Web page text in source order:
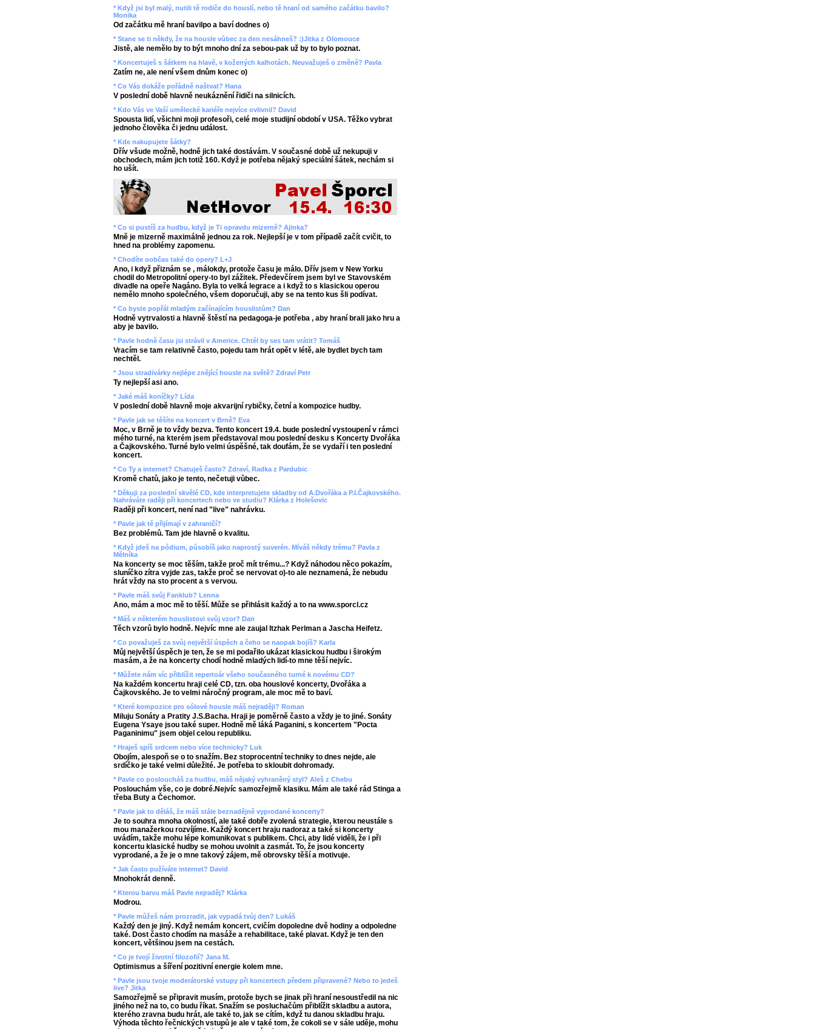
* Když jsi byl malý, nutili tě rodiče do houslí, nebo tě hraní od samého začátku bavilo?
Monika
Od začátku mě hraní bavilpo a baví dodnes o)
* Stane se ti někdy, že na housle vůbec za den nesáhneš? :)Jitka z Olomouce
Jistě, ale nemělo by to být mnoho dní za sebou-pak už by to bylo poznat.
* Koncertuješ s šátkem na hlavě, v kožených kalhotách. Neuvažuješ o změně? Pavla
Zatím ne, ale není všem dnům konec o)
* Co Vás dokáže pořádně naštvat? Hana
V poslední době hlavně neukáznění řidiči na silnicích.
* Kdo Vás ve Vaší umělecké kariéře nejvíce ovlivnil? David
Spousta lidí, všichni moji profesoři, celé moje studijní období v USA. Těžko vybrat
jednoho člověka či jednu událost.
* Kde nakupujete šátky?
Dřív všude možně, hodně jich také dostávám. V současné době už nekupuji v
obchodech, mám jich totiž 160. Když je potřeba nějaký speciální šátek, nechám si
ho ušít.
* Co si pustíš za hudbu, když je Ti opravdu mizerně? Ajinka?
Mně je mizerně maximálně jednou za rok. Nejlepší je v tom případě začít cvičit, to
hned na problémy zapomenu.
* Chodíte oobčas také do opery? L+J
Ano, i když přiznám se , málokdy, protože času je málo. Dřív jsem v New Yorku
chodil do Metropolitní opery-to byl zážitek. Předevčírem jsem byl ve Stavovském
divadle na opeře Nagáno. Byla to velká legrace a i když to s klasickou operou
nemělo mnoho společného, všem doporučuji, aby se na tento kus šli podívat.
* Co byste popřál mladým začínajícím houslistům? Dan
Hodně vytrvalosti a hlavně štěstí na pedagoga-je potřeba , aby hraní brali jako hru a
aby je bavilo.
* Pavle hodně času jsi strávil v Americe. Chtěl by ses tam vrátit? Tomáš
Vracím se tam relativně často, pojedu tam hrát opět v létě, ale bydlet bych tam
nechtěl.
* Jsou stradivárky nejlépe znějící housle na světě? Zdraví Petr
Ty nejlepší asi ano.
* Jaké máš koníčky? Lída
V poslední době hlavně moje akvarijní rybičky, četní a kompozice hudby.
* Pavle jak se těšíte na koncert v Brně? Eva
Moc, v Brně je to vždy bezva. Tento koncert 19.4. bude poslední vystoupení v rámci
mého turné, na kterém jsem představoval mou poslední desku s Koncerty Dvořáka
a Čajkovského. Turné bylo velmi úspěšné, tak doufám, že se vydaří i ten poslední
koncert.
* Co Ty a internet? Chatuješ často? Zdraví, Radka z Pardubic
Kromě chatů, jako je tento, nečetuji vůbec.
* Děkuji za poslední skvělé CD, kde interpretujete skladby od A.Dvořáka a P.I.Čajkovského.
Nahráváte raději při koncertech nebo ve studiu? Klárka z Holešovic
Raději při koncert, není nad "live" nahrávku.
* Pavle jak tě přijímají v zahraničí?
Bez problémů. Tam jde hlavně o kvalitu.
* Když jdeš na pódium, působíš jako naprostý suverén. Míváš někdy trému? Pavla z
Mělníka
Na koncerty se moc těším, takže proč mít trému...? Když náhodou něco pokazím,
sluníčko zítra vyjde zas, takže proč se nervovat o)-to ale neznamená, že nebudu
hrát vždy na sto procent a s vervou.
* Pavle máš svůj Fanklub? Lenna
Ano, mám a moc mě to těší. Může se přihlásit každý a to na www.sporcl.cz
* Máš v některém houslistovi svůj vzor? Dan
Těch vzorů bylo hodně. Nejvíc mne ale zaujal Itzhak Perlman a Jascha Heifetz.
* Co považuješ za svůj největší úspěch a čeho se naopak bojíš? Karla
Můj největší úspěch je ten, že se mi podařilo ukázat klasickou hudbu i širokým
masám, a že na koncerty chodí hodně mladých lidí-to mne těší nejvíc.
* Můžete nám víc přiblížit repertoár všeho současného turné k novému CD?
Na každém koncertu hraji celé CD, tzn. oba houslové koncerty, Dvořáka a
Čajkovského. Je to velmi náročný program, ale moc mě to baví.
* Které kompozice pro sólové housle máš nejraději? Roman
Miluju Sonáty a Pratity J.S.Bacha. Hraji je poměrně často a vždy je to jiné. Sonáty
Eugena Ysaye jsou také super. Hodně mě láká Paganini, s koncertem "Pocta
Paganinimu" jsem objel celou republiku.
* Hraješ spíš srdcem nebo více technicky? Luk
Obojím, alespoň se o to snažím. Bez stoprocentní techniky to dnes nejde, ale
srdíčko je také velmi důležité. Je potřeba to skloubit dohromady.
* Pavle co posloucháš za hudbu, máš nějaký vyhraněný styl? Aleš z Chebu
Poslouchám vše, co je dobré.Nejvíc samozřejmě klasiku. Mám ale také rád Stinga a
třeba Buty a Čechomor.
* Pavle jak to děláš, že máš stále beznadějně vyprodané koncerty?
Je to souhra mnoha okolností, ale také dobře zvolená strategie, kterou neustále s
mou manažerkou rozvíjíme. Každý koncert hraju nadoraz a také si koncerty
uvádím, takže mohu lépe komunikovat s publikem. Chci, aby lidé viděli, že i při
koncertu klasické hudby se mohou uvolnit a zasmát. To, že jsou koncerty
vyprodané, a že je o mne takový zájem, mě obrovsky těší a motivuje.
* Jak často pužíváte internet? David
Mnohokrát denně.
* Kterou barvu máš Pavle nejraděj? Klárka
Modrou.
* Pavle můžeš nám prozradit, jak vypadá tvůj den? Lukáš
Každý den je jiný. Když nemám koncert, cvičím dopoledne dvě hodiny a odpoledne
také. Dost často chodím na masáže a rehabilitace, také plavat. Když je ten den
koncert, většinou jsem na cestách.
* Co je tvojí životní filozofií? Jana M.
Optimismus a šíření pozitivní energie kolem mne.
* Pavle jsou tvoje moderátorské vstupy při koncertech předem připravené? Nebo to jedeš
live? Jitka
Samozřejmě se připravit musím, protože bych se jinak při hraní nesoustředil na nic
jiného než na to, co budu říkat. Snažím se posluchačům přiblížit skladbu a autora,
kterého zravna budu hrát, ale také to, jak se cítím, když tu danou skladbu hraju.
Výhoda těchto řečnických vstupů je ale v také tom, že cokoli se v sále uděje, mohu